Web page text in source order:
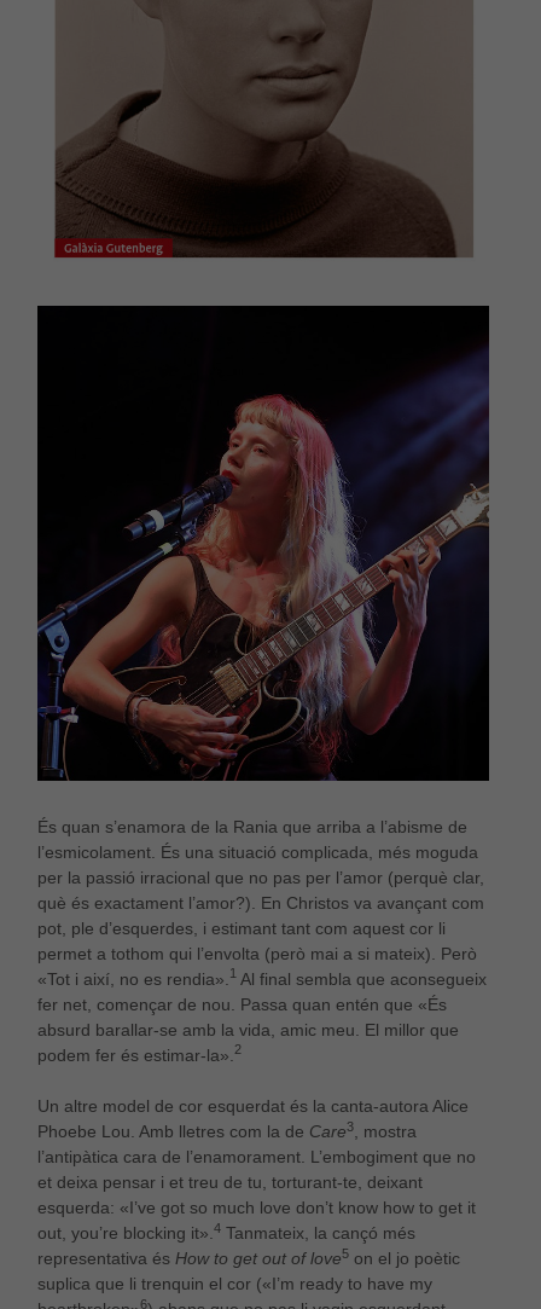
És quan s’enamora de la Rania que arriba a l’abisme de
l’esmicolament. És una situació complicada, més moguda
per la passió irracional que no pas per l’amor (perquè clar,
què és exactament l’amor?). En Christos va avançant com
pot, ple d’esquerdes, i estimant tant com aquest cor li
permet a tothom qui l’envolta (però mai a si mateix). Però
«Tot i així, no es rendia». 1Al final sembla que aconsegueix
fer net, començar de nou. Passa quan entén que «És
absurd barallar-se amb la vida, amic meu. El millor que
podem fer és estimar-la». 2
Un altre model de cor esquerdat és la canta-autora Alice
Phoebe Lou. Amb lletres com la de Care3, mostra
l’antipàtica cara de l’enamorament. L’embogiment que no
et deixa pensar i et treu de tu, torturant-te, deixant
esquerda: «I’ve got so much love don’t know how to get it
out, you’re blocking it».4Tanmateix, la cançó més
representativa és How to get out of love5on el jo poètic
suplica que li trenquin el cor («I’m ready to have my
6
cookies no
són
opcionals,
són
necessàries
per al bon
funcionament
web.